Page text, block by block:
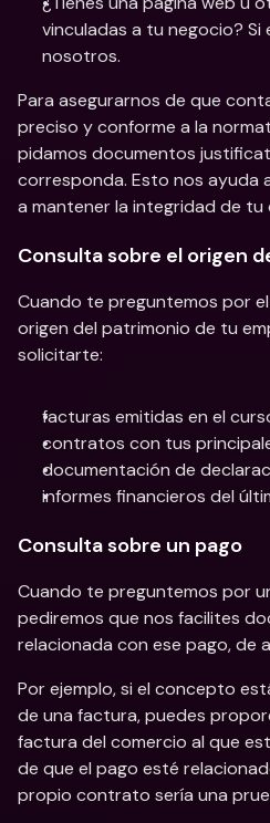
vinculadas a tu negocio? Si
nosotros.
Para asegurarnos de que
preciso y conforme a la
pidamos documentos
corresponda. Esto nos ayuda
a mantener la integridad de tu
Consulta sobre el origen
Cuando te preguntemos por
origen del patrimonio de tu
solicitarte:
facturas emitidas en el
contratos con tus
documentación de
informes financieros del
Consulta sobre un pago
Cuando te preguntemos por
pediremos que nos facilites
relacionada con ese pago, de
Por ejemplo, si el concepto
de una factura, puedes
factura del comercio al que
de que el pago esté
propio contrato sería una